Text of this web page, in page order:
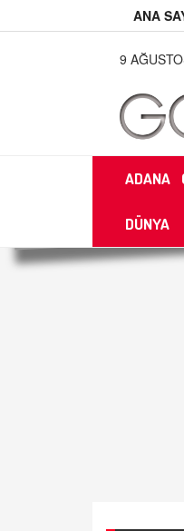
ANA
9
ADANA
DÜNYA